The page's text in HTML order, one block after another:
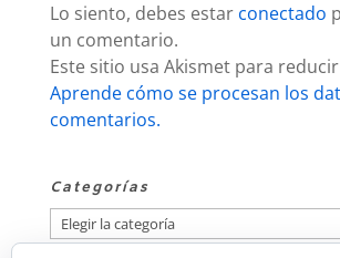
Lo siento, debes estar conectado
un comentario.
Este sitio usa Akismet para
Aprende cómo se procesan los
comentarios.
Categorías
Categorías